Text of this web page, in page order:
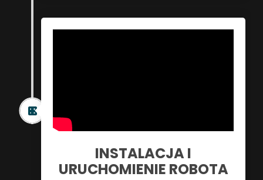
INSTALACJA I
URUCHOMIENIE ROBOTA